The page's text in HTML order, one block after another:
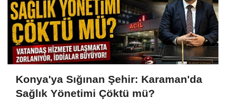
Konya'ya Sığınan Şehir: Karaman'da
Sağlık Yönetimi Çöktü mü?